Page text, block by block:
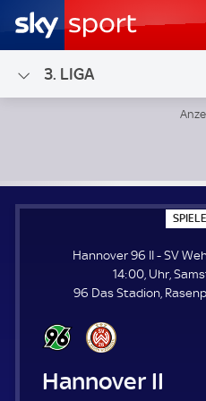
3. LIGA
Hannover 96 II - SV
14:00, Uhr,
96 Das Stadion,
Hannover 96 II